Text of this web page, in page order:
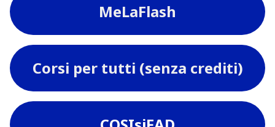
MeLaFlash
Corsi per tutti (senza crediti)